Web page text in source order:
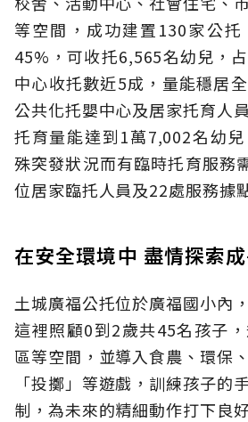
等空間，成功建置130家公
45%，可收托6,565名幼兒，
中心收托數近5成，量能穩居
公共化托嬰中心及居家托育人
托育量能達到1萬7,002名幼
殊突發狀況而有臨時托育服務
位居家臨托人員及22處服務據
在安全環境中 盡情探索
土城廣福公托位於廣福國小內
這裡照顧0到2歲共45名孩子
區等空間，並導入食農、環保
「投擲」等遊戲，訓練孩子的
制，為未來的精細動作打下良